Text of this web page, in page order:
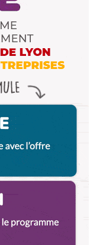
site dans le